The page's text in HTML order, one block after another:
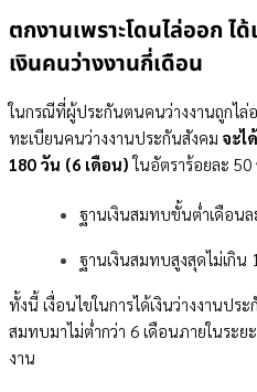
ตกงานเพราะโดนไล่ออก ไ
เงินคนว่างงานกี่เดือน
ในกรณีที่ผู้ประกันตนคนว่างงานถูกไล่
ทะเบียนคนว่างงานประกันสังคม จะไ
180 วัน (6 เดือน)​ในอัตราร้อยละ
ฐานเงินสมทบขั้นต่ำเดือน
ฐานเงินสมทบสูงสุดไม่เกิน
ทั้งนี้ เงื่อนไขในการได้เงินว่างงานป
สมทบมาไม่ต่ำกว่า 6 เดือนภายในระย
งาน